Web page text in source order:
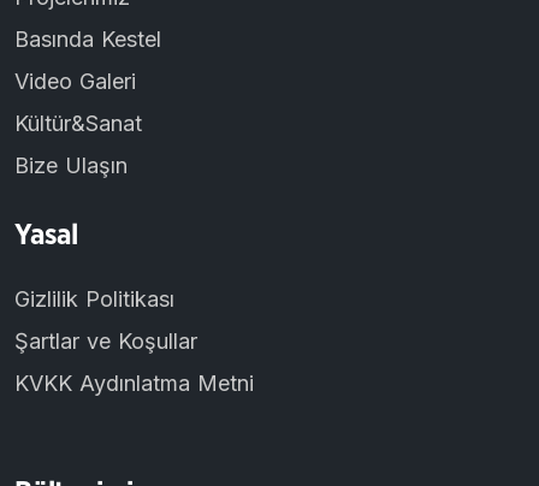
Basında Kestel
Video Galeri
Kültür&Sanat
Bize Ulaşın
Yasal
Gizlilik Politikası
Şartlar ve Koşullar
KVKK Aydınlatma Metni